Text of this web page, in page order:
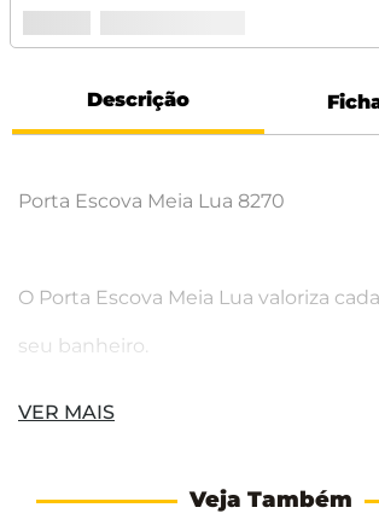
Descrição
Porta Escova Meia Lua 8270
O Porta Escova Meia Lua valoriza
seu banheiro.
VER MAIS
Veja Também